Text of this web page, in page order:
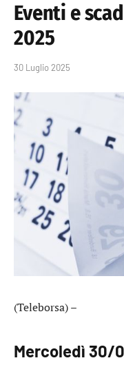
Eventi e
2025
30 Luglio 2025
(Teleborsa) –
Mercoledì 30/